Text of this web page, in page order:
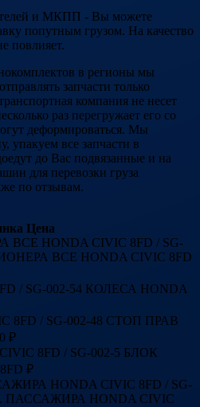
и МКПП - Вы можете
попутным грузом. На качество
повлияет.
в регионы мы
запчасти только
компания не несет
раз перегружает его со
деформироваться. Мы
все запчасти в
до Вас подвязанные и на
для перевозки груза
по отзывам.
Цена
HONDA CIVIC 8FD / SG-
ВСЕ HONDA CIVIC 8FD
/ SG-002-54 КОЛЕСА HONDA
/ SG-002-48 СТОП ПРАВ
₽
8FD / SG-002-5 БЛОК
₽
HONDA CIVIC 8FD / SG-
HONDA CIVIC